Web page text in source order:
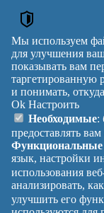
Почтовые индексы
Вулиця
reklama
Правила
Помощь
Платные
услуги
Мы используем
для улучшения
показывать вам
таргетированную
и понимать,
Ok Настроить
Необходимые:
предоставлять
Функциональные
язык, настройки
использования
анализировать,
улучшить его